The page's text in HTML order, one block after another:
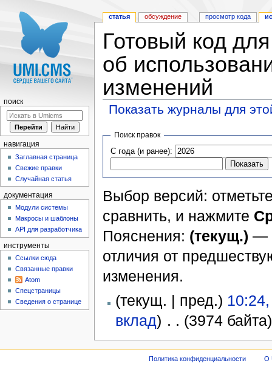
Готовый код
об
изменений
Показать журналы для
Поиск правок
С года (и ранее):
Выбор версий:
сравнить, и нажмите
Пояснения: (текущ.) —
отличия от
изменения.
(текущ. | пред.)
вклад) . . (3974 байта)
статья обсуждение просмотр кода
поиск
навигация
Заглавная страница
Свежие правки
Случайная статья
документация
Модули системы
Макросы и шаблоны
API для разработчика
инструменты
Ссылки сюда
Связанные правки
Atom
Спецстраницы
Сведения о странице
Политика конфиденциальности О